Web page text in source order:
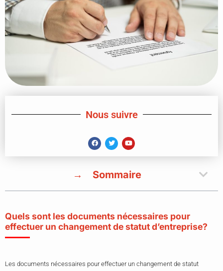
Nous suivre
Sommaire
Quels sont les documents nécessaires pour
effectuer un changement de statut d’entreprise?
Les documents nécessaires pour effectuer un changement de statut